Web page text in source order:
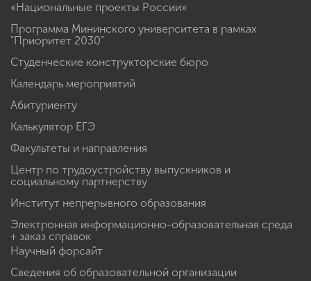
«Национальные проекты России»
Программа Мининского университета в рамках
"Приоритет 2030"
Студенческие конструкторские бюро
Календарь мероприятий
Абитуриенту
Калькулятор ЕГЭ
Факультеты и направления
Центр по трудоустройству выпускников и
социальному партнерству
Институт непрерывного образования
Электронная информационно-образовательная среда
+ заказ справок
Научный форсайт
Сведения об образовательной организации